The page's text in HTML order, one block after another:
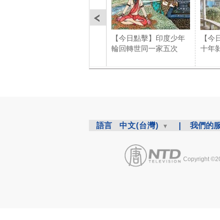
【今日點擊】印度少年
輪回轉世同一家五次
【今
十年
語言 中文(台灣) 我們的
Copyright